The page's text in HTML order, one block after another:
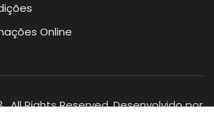
Online
. All Rights Reserved. Desenvolvido por